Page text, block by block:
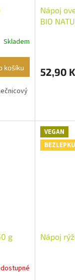
Skladem
košíku
Nápoj
BIO
52,90
g
VEGAN
BEZLEPKU
Nápoj